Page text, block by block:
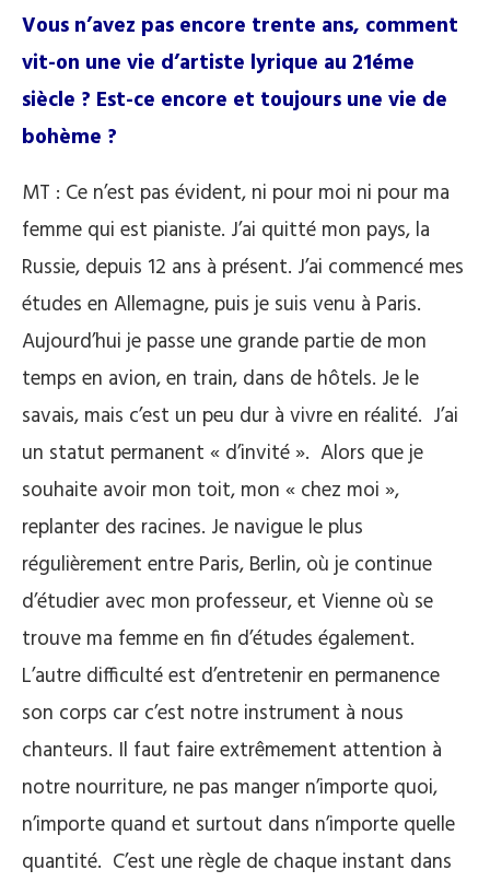
Vous n’avez pas encore trente ans, comment
vit-on une vie d’artiste lyrique au 21éme
siècle ? Est-ce encore et toujours une vie de
bohème ?
MT : Ce n’est pas évident, ni pour moi ni pour ma
femme qui est pianiste. J’ai quitté mon pays, la
Russie, depuis 12 ans à présent. J’ai commencé mes
études en Allemagne, puis je suis venu à Paris.
Aujourd’hui je passe une grande partie de mon
temps en avion, en train, dans de hôtels. Je le
savais, mais c’est un peu dur à vivre en réalité. J’ai
un statut permanent « d’invité ». Alors que je
souhaite avoir mon toit, mon « chez moi »,
replanter des racines. Je navigue le plus
régulièrement entre Paris, Berlin, où je continue
d’étudier avec mon professeur, et Vienne où se
trouve ma femme en fin d’études également.
L’autre difficulté est d’entretenir en permanence
son corps car c’est notre instrument à nous
chanteurs. Il faut faire extrêmement attention à
notre nourriture, ne pas manger n’importe quoi,
n’importe quand et surtout dans n’importe quelle
quantité. C’est une règle de chaque instant dans